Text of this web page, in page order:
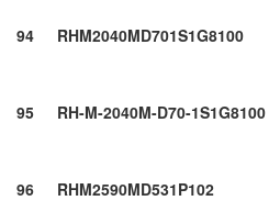
94 RHM2040MD701S1G8100
95 RH-M-2040M-D70-1S1G8100
96 RHM2590MD531P102